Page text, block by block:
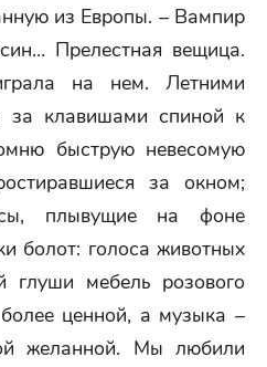
из Европы. – Вампир
Прелестная вещица.
на нем. Летними
за клавишами спиной к
быструю невесомую
за окном;
плывущие на фоне
болот: голоса животных
мебель розового
ценной, а музыка –
желанной. Мы любили